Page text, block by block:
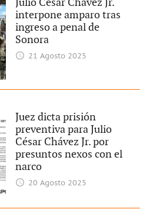
Julio César Chávez Jr.
interpone amparo tras
ingreso a penal de
Sonora
21 Agosto 2025
Juez dicta prisión
preventiva para Julio
César Chávez Jr. por
presuntos nexos con el
narco
20 Agosto 2025